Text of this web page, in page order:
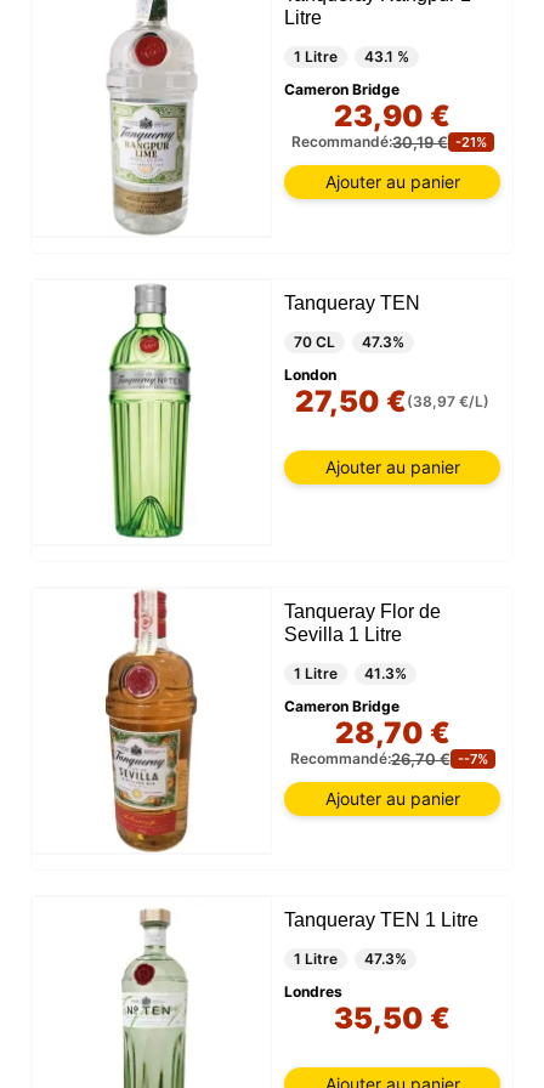
Litre
1 Litre
43.1 %
Cameron Bridge
23,90 €
Recommandé:30,19 € -21%
Ajouter au panier
Tanqueray TEN
70 CL
47.3%
London
27,50 €(38,97 €/L)
Ajouter au panier
Tanqueray Flor de
Sevilla 1 Litre
1 Litre
41.3%
Cameron Bridge
28,70 €
Recommandé:26,70 € --7%
Ajouter au panier
Tanqueray TEN 1 Litre
1 Litre
47.3%
Londres
35,50 €
Ajouter au panier